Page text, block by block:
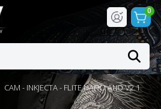
0
CAM - INKJECTA - FLITE NANO AND V2.1